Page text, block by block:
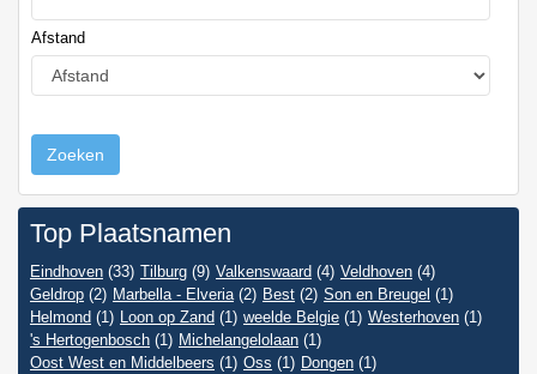
Afstand
Zoeken
Top Plaatsnamen
Eindhoven (33) Tilburg (9) Valkenswaard (4) Veldhoven (4)
Geldrop (2) Marbella - Elveria (2) Best (2) Son en Breugel (1)
Helmond (1) Loon op Zand (1) weelde Belgie (1) Westerhoven (1)
's Hertogenbosch (1) Michelangelolaan (1)
Oost West en Middelbeers (1) Oss (1) Dongen (1)